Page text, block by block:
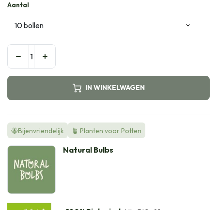
Aantal
IN WINKELWAGEN
🐝Bijenvriendelijk 🪴 Planten voor Potten
Natural Bulbs